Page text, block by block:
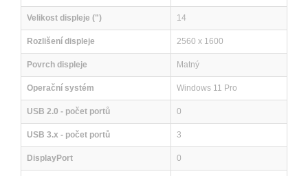
Velikost displeje (") 14
Rozlišení displeje 2560 x 1600
Povrch displeje Matný
Operační systém Windows 11 Pro
USB 2.0 - počet portů 0
USB 3.x - počet portů 3
DisplayPort 0